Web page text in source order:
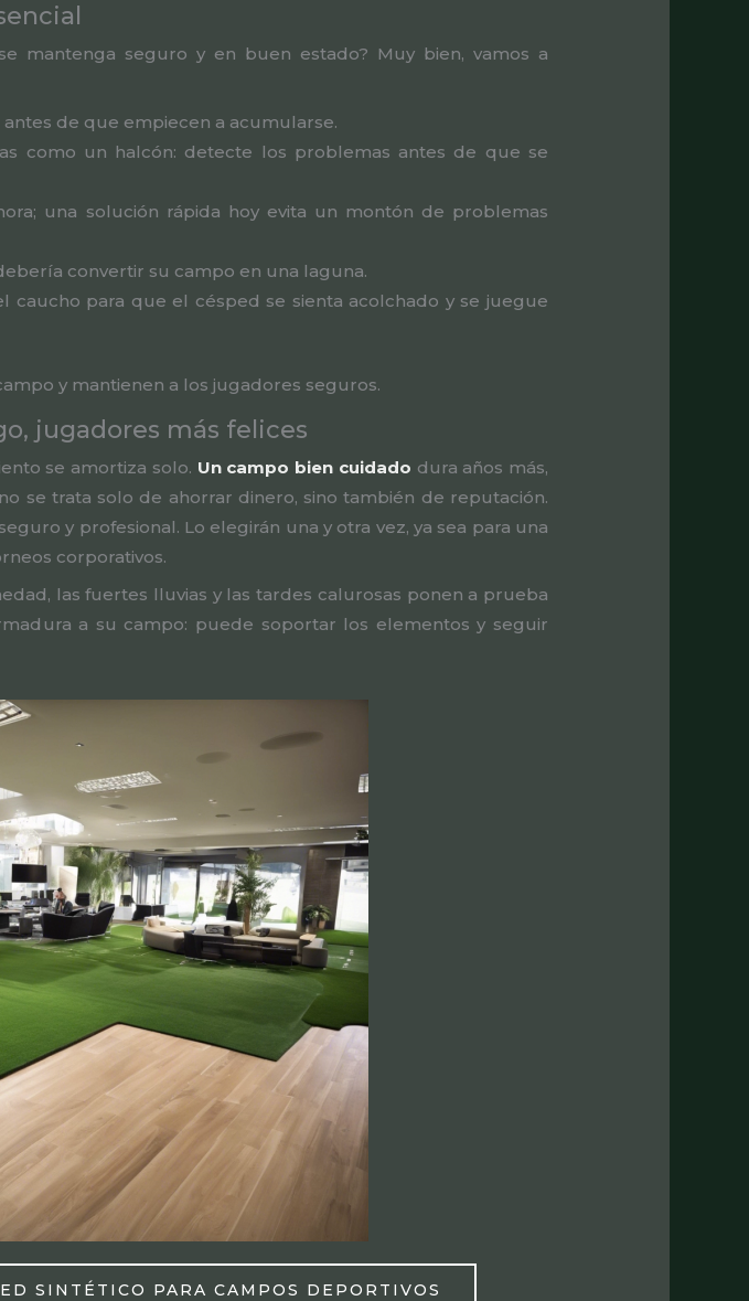
mantenga seguro y en buen estado? Muy bien, vamos a
de que empiecen a acumularse.
como un halcón: detecte los problemas antes de que se
una solución rápida hoy evita un montón de problemas
convertir su campo en una laguna.
caucho para que el césped se sienta acolchado y se juegue
y mantienen a los jugadores seguros.
jugadores más felices
se amortiza solo. Un campo bien cuidado dura años más,
se trata solo de ahorrar dinero, sino también de reputación.
y profesional. Lo elegirán una y otra vez, ya sea para una
corporativos.
las fuertes lluvias y las tardes calurosas ponen a prueba
a su campo: puede soportar los elementos y seguir
SINTÉTICO PARA CAMPOS DEPORTIVOS